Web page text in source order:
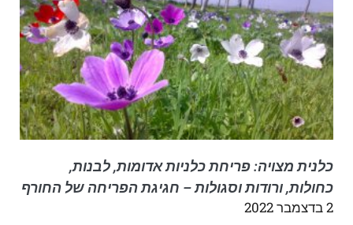
כלנית מצויה: פריחת כלניות אדומות, לבנות,
כחולות, ורודות וסגולות – חגיגת הפריחה של החורף
2 בדצמבר 2022